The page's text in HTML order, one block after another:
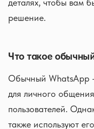
деталях, чтобы вам
решение.
Что такое
Обычный WhatsApp
для личного
пользователей.
также используют